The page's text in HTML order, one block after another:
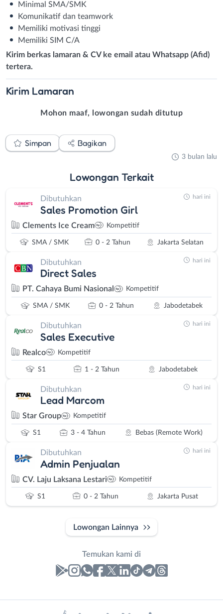
Minimal SMA/SMK
Komunikatif dan teamwork
Memiliki motivasi tinggi
Memiliki SIM C/A
Kirim berkas lamaran & CV ke email atau Whatsapp (Afid)
tertera.
Kirim Lamaran
Mohon maaf, lowongan sudah ditutup
Simpan Bagikan
3 bulan lalu
Lowongan Terkait
Dibutuhkan
Sales Promotion Girl
Clements Ice Cream Kompetitif
SMA / SMK 0 - 2 Tahun Jakarta Selatan
hari ini
Dibutuhkan
Direct Sales
PT. Cahaya Bumi Nasional Kompetitif
SMA / SMK 0 - 2 Tahun Jabodetabek
hari ini
Dibutuhkan
Sales Executive
Realco Kompetitif
S1 1 - 2 Tahun Jabodetabek
hari ini
Dibutuhkan
Lead Marcom
Star Group Kompetitif
S1 3 - 4 Tahun Bebas (Remote Work)
hari ini
Dibutuhkan
Admin Penjualan
CV. Laju Laksana Lestari Kompetitif
S1 0 - 2 Tahun Jakarta Pusat
hari ini
Lowongan Lainnya
Temukan kami di